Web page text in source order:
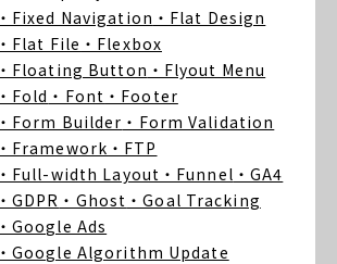
・Fixed Navigation ・Flat Design
・Flat File ・Flexbox
・Floating Button ・Flyout Menu
・Fold ・Font ・Footer
・Form Builder ・Form Validation
・Framework ・FTP
・Full-width Layout ・Funnel ・GA4
・GDPR ・Ghost ・Goal Tracking
・Google Ads
・Google Algorithm Update